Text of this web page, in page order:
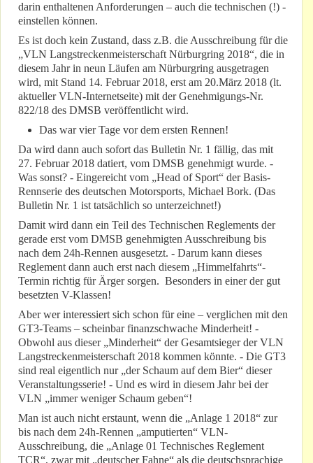
darin enthaltenen Anforderungen – auch die technischen (!) -
einstellen können.
Es ist doch kein Zustand, dass z.B. die Ausschreibung für die
„VLN Langstreckenmeisterschaft Nürburgring 2018“, die in
diesem Jahr in neun Läufen am Nürburgring ausgetragen
wird, mit Stand 14. Februar 2018, erst am 20.März 2018 (lt.
aktueller VLN-Internetseite) mit der Genehmigungs-Nr.
822/18 des DMSB veröffentlicht wird.
Das war vier Tage vor dem ersten Rennen!
Da wird dann auch sofort das Bulletin Nr. 1 fällig, das mit
27. Februar 2018 datiert, vom DMSB genehmigt wurde. -
Was sonst? - Eingereicht vom „Head of Sport“ der Basis-
Rennserie des deutschen Motorsports, Michael Bork. (Das
Bulletin Nr. 1 ist tatsächlich so unterzeichnet!)
Damit wird dann ein Teil des Technischen Reglements der
gerade erst vom DMSB genehmigten Ausschreibung bis
nach dem 24h-Rennen ausgesetzt. - Darum kann dieses
Reglement dann auch erst nach diesem „Himmelfahrts“-
Termin richtig für Ärger sorgen. Besonders in einer der gut
besetzten V-Klassen!
Aber wer interessiert sich schon für eine – verglichen mit den
GT3-Teams – scheinbar finanzschwache Minderheit! -
Obwohl aus dieser „Minderheit“ der Gesamtsieger der VLN
Langstreckenmeisterschaft 2018 kommen könnte. - Die GT3
sind real eigentlich nur „der Schaum auf dem Bier“ dieser
Veranstaltungsserie! - Und es wird in diesem Jahr bei der
VLN „immer weniger Schaum geben“!
Man ist auch nicht erstaunt, wenn die „Anlage 1 2018“ zur
bis nach dem 24h-Rennen „amputierten“ VLN-
Ausschreibung, die „Anlage 01 Technisches Reglement
TCR“, zwar mit „deutscher Fahne“ als die deutschsprachige